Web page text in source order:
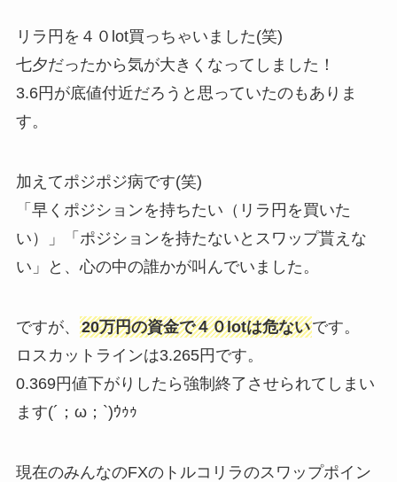
リラ円を４０lot買っちゃいました(笑)
七夕だったから気が大きくなってしました！
3.6円が底値付近だろうと思っていたのもありま
す。
加えてポジポジ病です(笑)
「早くポジションを持ちたい（リラ円を買いた
い）」「ポジションを持たないとスワップ貰えな
い」と、心の中の誰かが叫んでいました。
ですが、 20万円の資金で４０lotは危ないです。
ロスカットラインは3.265円です。
0.369円値下がりしたら強制終了させられてしまい
ます(´；ω；`)ｳｩｩ
現在のみんなのFXのトルコリラのスワップポイン